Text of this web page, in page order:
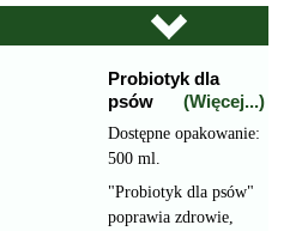
Probiotyk dla
psów
(Więcej...)
Dostępne opakowanie:
500 ml.
"Probiotyk dla psów"
poprawia zdrowie,